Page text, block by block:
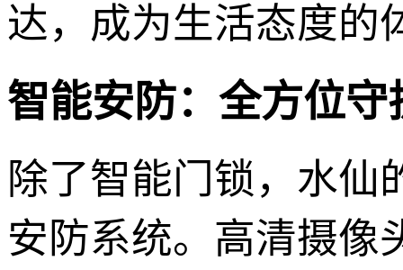
达，成为生活态度的
智能安防：全方位守
除了智能门锁，水仙
安防系统。高清摄像